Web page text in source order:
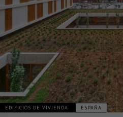
EDIFICIOS DE VIVIENDA ESPAÑA